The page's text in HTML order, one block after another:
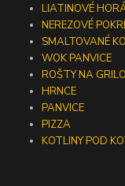
LIATINOVÉ
NEREZOVÉ
SMALTOVANÉ
WOK PANVICE
ROŠTY NA
HRNCE
PANVICE
PIZZA
KOTLINY POD